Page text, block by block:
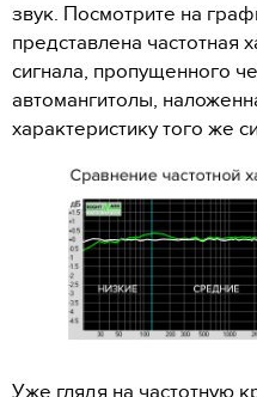
звук. Посмотрите на
представлена частотная
сигнала, пропущенного
автомангитолы,
характеристику того же
Уже глядя на частотную